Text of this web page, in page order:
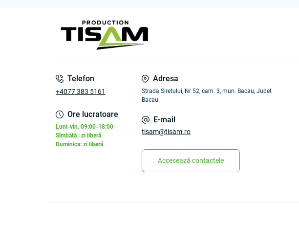
Telefon
+4077 383 5161
Ore lucratoare
Luni-vin. 09:00-18:00
Sîmbătă : zi liberă
Duminica: zi liberă
Adresa
Strada Siretului, Nr 52, cam. 3, mun. Bacau, Judet
Bacau
E-mail
tisam@tisam.ro
Accesează contactele